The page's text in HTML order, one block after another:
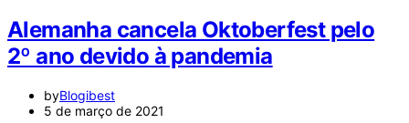
Alemanha cancela Oktoberfest pelo
2º ano devido à pandemia
byBlogibest
5 de março de 2021